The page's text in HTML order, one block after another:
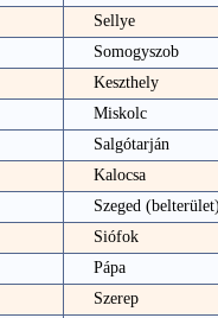
Sellye
Somogyszob
Keszthely
Miskolc
Salgótarján
Kalocsa
Szeged (belterület)
Siófok
Pápa
Szerep